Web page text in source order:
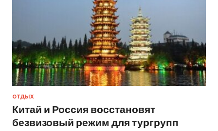
ОТДЫХ
Китай и Россия восстановят
безвизовый режим для тургрупп